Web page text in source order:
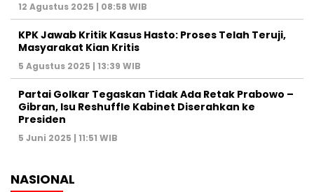
12 Agustus 2025 | 08:58 WIB
KPK Jawab Kritik Kasus Hasto: Proses Telah Teruji,
Masyarakat Kian Kritis
5 Agustus 2025 | 13:39 WIB
Partai Golkar Tegaskan Tidak Ada Retak Prabowo –
Gibran, Isu Reshuffle Kabinet Diserahkan ke
Presiden
5 Juni 2025 | 11:51 WIB
NASIONAL